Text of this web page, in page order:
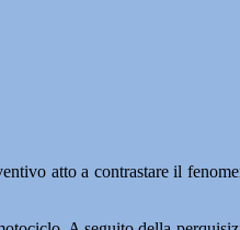
atto a contrastare il